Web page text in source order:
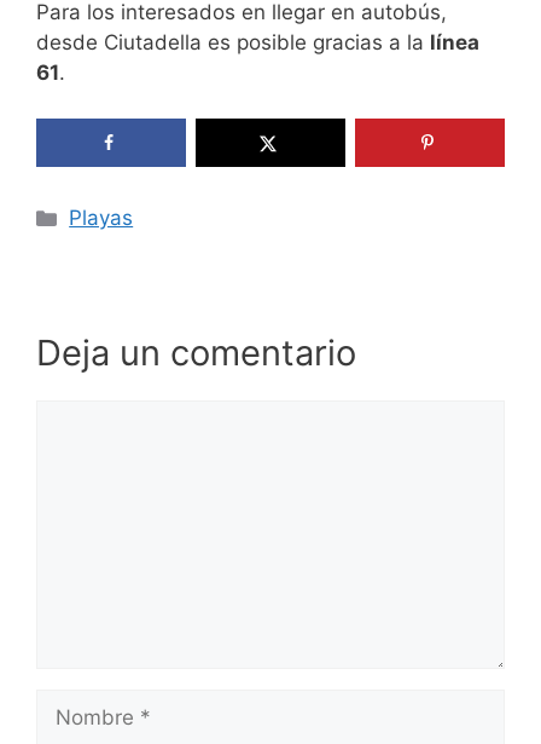
Para los interesados en llegar en autobús,
desde Ciutadella es posible gracias a la línea
61.
Categorías
Playas
Deja un comentario
Nombre